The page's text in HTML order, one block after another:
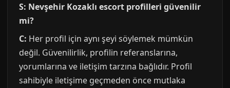
S: Nevşehir Kozaklı escort profilleri güvenilir
mi?
C: Her profil için aynı şeyi söylemek mümkün
değil. Güvenilirlik, profilin referanslarına,
yorumlarına ve iletişim tarzına bağlıdır. Profil
sahibiyle iletişime geçmeden önce mutlaka